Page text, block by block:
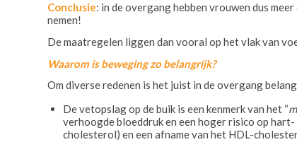
Conclusie: in de overgang hebben vrouwen dus
nemen!
De maatregelen liggen dan vooral op het vlak van
Waarom is beweging zo belangrijk?
Om diverse redenen is het juist in de overgang
De vetopslag op de buik is een kenmerk van het “
verhoogde bloeddruk en een hoger risico op
cholesterol) en een afname van het HDL-